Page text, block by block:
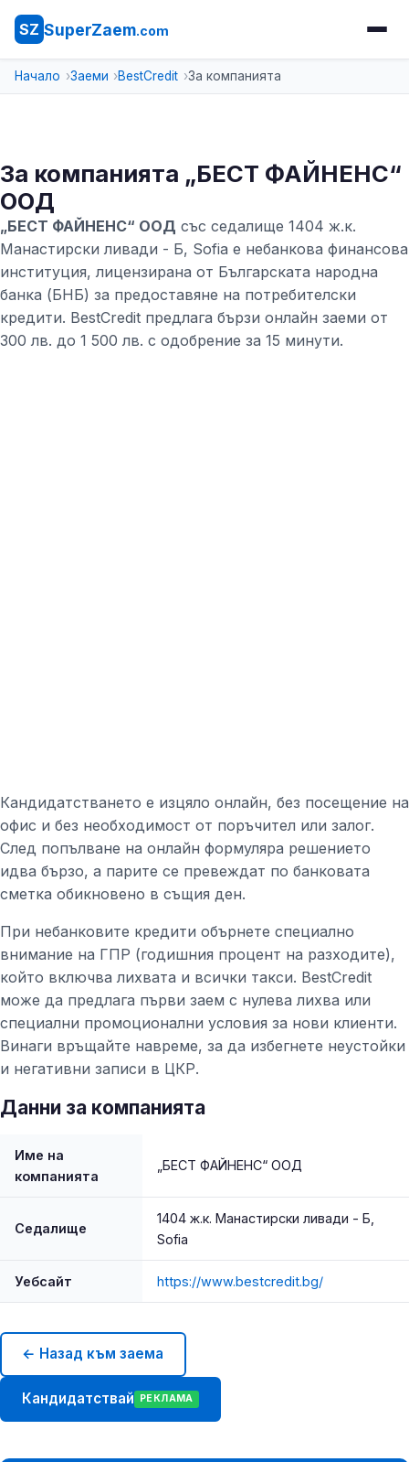
SZ SuperZaem.com
Начало Заеми BestCredit За компанията
За компанията „БЕСТ ФАЙНЕНС“
ООД
„БЕСТ ФАЙНЕНС“ ООД със седалище 1404 ж.к.
Манастирски ливади - Б, Sofia е небанкова финансова
институция, лицензирана от Българската народна
банка (БНБ) за предоставяне на потребителски
кредити. BestCredit предлага бързи онлайн заеми от
300 лв. до 1 500 лв. с одобрение за 15 минути.
Кандидатстването е изцяло онлайн, без посещение на
офис и без необходимост от поръчител или залог.
След попълване на онлайн формуляра решението
идва бързо, а парите се превеждат по банковата
сметка обикновено в същия ден.
При небанковите кредити обърнете специално
внимание на ГПР (годишния процент на разходите),
който включва лихвата и всички такси. BestCredit
може да предлага първи заем с нулева лихва или
специални промоционални условия за нови клиенти.
Винаги връщайте навреме, за да избегнете неустойки
и негативни записи в ЦКР.
Данни за компанията
Име на
компанията
„БЕСТ ФАЙНЕНС“ ООД
Седалище
1404 ж.к. Манастирски ливади - Б,
Sofia
Уебсайт https://www.bestcredit.bg/
← Назад към заема
Кандидатствай РЕКЛАМА